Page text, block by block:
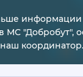
информации
МС "Добробут",
координатор.